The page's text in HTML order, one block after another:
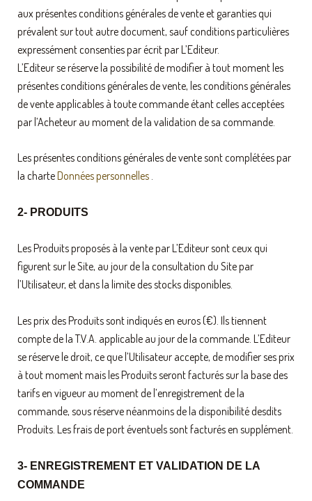
aux présentes conditions générales de vente et garanties qui
prévalent sur tout autre document, sauf conditions particulières
expressément consenties par écrit par L’Editeur.
L’Editeur se réserve la possibilité de modifier à tout moment les
présentes conditions générales de vente, les conditions générales
de vente applicables à toute commande étant celles acceptées
par l’Acheteur au moment de la validation de sa commande.
Les présentes conditions générales de vente sont complétées par
la charteDonnées personnelles .
2- PRODUITS
Les Produits proposés à la vente par L’Editeur sont ceux qui
figurent sur le Site, au jour de la consultation du Site par
l’Utilisateur, et dans la limite des stocks disponibles.
Les prix des Produits sont indiqués en euros (€). Ils tiennent
compte de la T.V.A. applicable au jour de la commande. L’Editeur
se réserve le droit, ce que l’Utilisateur accepte, de modifier ses prix
à tout moment mais les Produits seront facturés sur la base des
tarifs en vigueur au moment de l’enregistrement de la
commande, sous réserve néanmoins de la disponibilité desdits
Produits. Les frais de port éventuels sont facturés en supplément.
3- ENREGISTREMENT ET VALIDATION DE LA
COMMANDE